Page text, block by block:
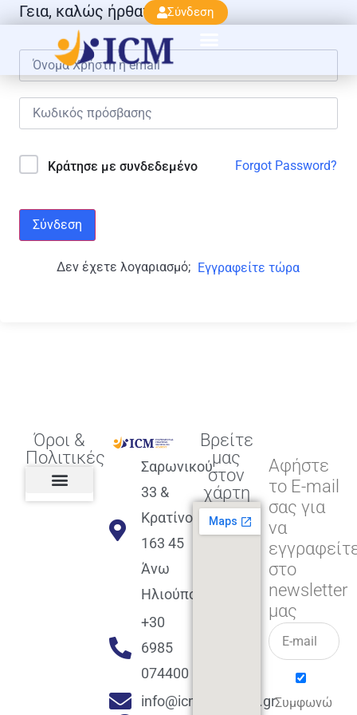
Σύνδεση
Γεια, καλώς ήρθατε πάλι!
Κράτησε με συνδεδεμένο Forgot Password?
Σύνδεση
Δεν έχετε λογαριασμό; Εγγραφείτε τώρα
Όροι &
Πολιτικές
Σαρωνικού
33 &
Κρατίνου
163 45
Άνω
Ηλιούπολη
+30
6985
074400
info@icmacademy.gr
Βρείτε
μας
στον
χάρτη
Αφήστε
το E-mail
σας για
να
στο
newsletter
μας
Συμφωνώ